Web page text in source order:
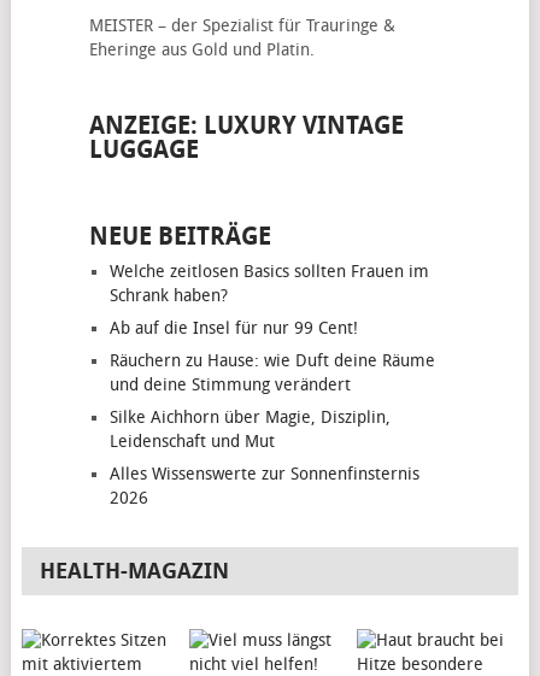
MEISTER – der Spezialist für Trauringe &
Eheringe aus Gold und Platin.
ANZEIGE: LUXURY VINTAGE
LUGGAGE
NEUE BEITRÄGE
Welche zeitlosen Basics sollten Frauen im
Schrank haben?
Ab auf die Insel für nur 99 Cent!
Räuchern zu Hause: wie Duft deine Räume
und deine Stimmung verändert
Silke Aichhorn über Magie, Disziplin,
Leidenschaft und Mut
Alles Wissenswerte zur Sonnenfinsternis
2026
HEALTH-MAGAZIN